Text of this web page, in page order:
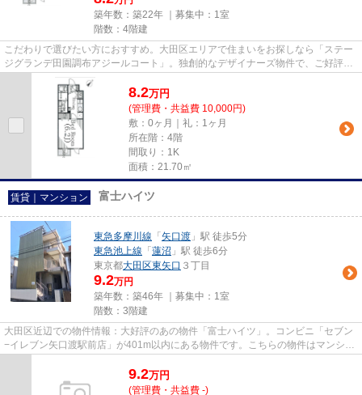
築年数：築22年 ｜募集中： 1室
階数：4階建
こだわりで選びたい方におすすめ。大田区エリアで住まいをお探しなら「ステー
ジグランデ田園調布アジールコート」。独創的なデザイナーズ物件で、ご好評い
ただいています。こちらの物...
8.2万円
(管理費・共益費 10,000円)
敷：0ヶ月｜礼：1ヶ月
所在階：4階
間取り：1K
面積：21.70㎡
賃貸｜マンション 富士ハイツ
東急多摩川線 「 矢口渡 」駅 徒歩5分
東急池上線 「 蓮沼 」駅 徒歩6分
東京都大田区東矢口 ３丁目
9.2万円
築年数：築46年 ｜募集中： 1室
階数：3階建
大田区近辺での物件情報：大好評のあの物件「富士ハイツ」。コンビニ「セブン
−イレブン矢口渡駅前店」が401m以内にある物件です。こちらの物件はマンショ
9.2万円
(管理費・共益費 -)